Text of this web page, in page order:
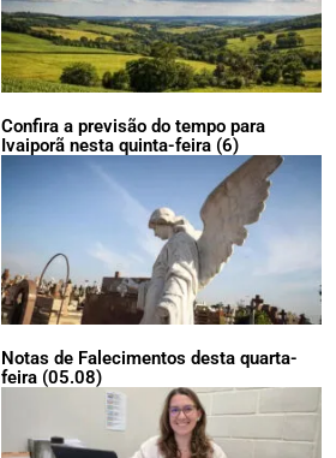
Confira a previsão do tempo para
Ivaiporã nesta quinta-feira (6)
Notas de Falecimentos desta quarta-
feira (05.08)